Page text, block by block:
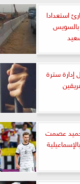
استعدادا
بالسويس
سترة
عصمت